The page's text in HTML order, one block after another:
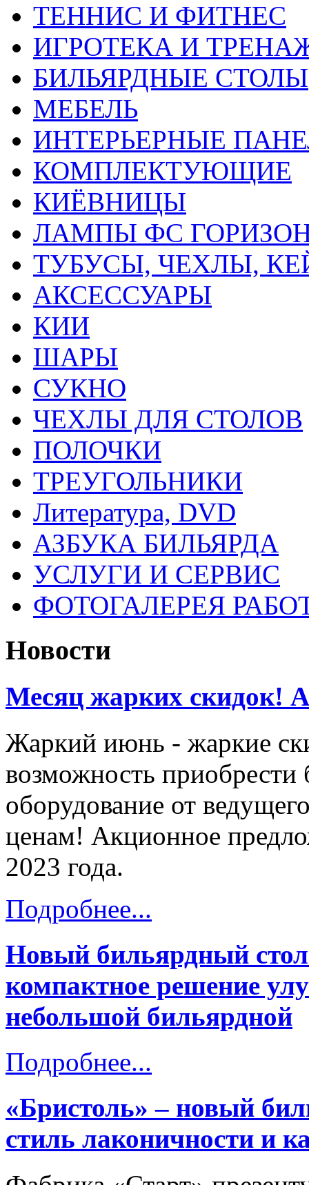
ТЕННИС И ФИТНЕС
ИГРОТЕКА И
БИЛЬЯРДНЫЕ СТОЛЫ
МЕБЕЛЬ
ИНТЕРЬЕРНЫЕ
КОМПЛЕКТУЮЩИЕ
КИЁВНИЦЫ
ЛАМПЫ ФС
ТУБУСЫ, ЧЕХЛЫ,
АКСЕССУАРЫ
КИИ
ШАРЫ
СУКНО
ЧЕХЛЫ ДЛЯ СТОЛОВ
ПОЛОЧКИ
ТРЕУГОЛЬНИКИ
Литература, DVD
АЗБУКА БИЛЬЯРДА
УСЛУГИ И СЕРВИС
ФОТОГАЛЕРЕЯ
Новости
Месяц жарких скидок!
Жаркий июнь - жаркие
возможность
оборудование от
ценам! Акционное
2023 года.
Подробнее...
Новый бильярдный
компактное решение
небольшой бильярдной
Подробнее...
«Бристоль» – новый
стиль лаконичности и